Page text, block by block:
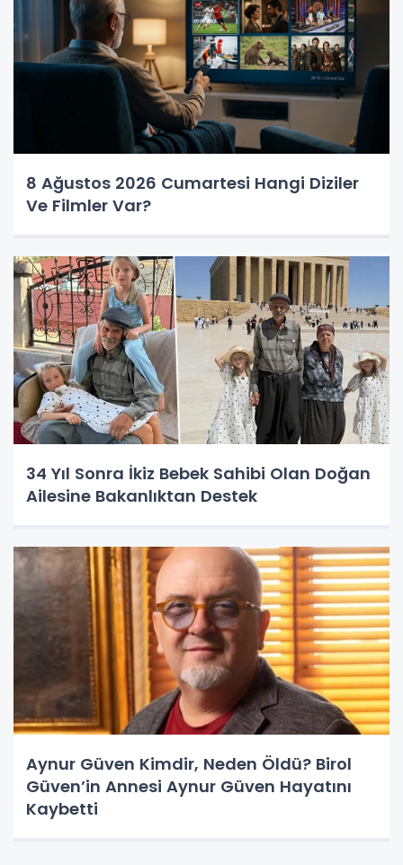
8 Ağustos 2026 Cumartesi Hangi Diziler
Ve Filmler Var?
34 Yıl Sonra İkiz Bebek Sahibi Olan Doğan
Ailesine Bakanlıktan Destek
Aynur Güven Kimdir, Neden Öldü? Birol
Güven’in Annesi Aynur Güven Hayatını
Kaybetti